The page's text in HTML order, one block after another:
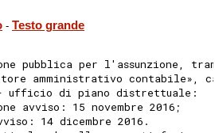
- Testo grande
pubblica per l'assunzione,
amministrativo contabile»,
ufficio di piano distrettuale:
avviso: 15 novembre 2016;
14 dicembre 2016.